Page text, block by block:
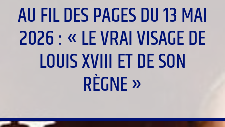
AU FIL DES PAGES DU 13 MAI
2026 : « LE VRAI VISAGE DE
LOUIS XVIII ET DE SON
RÈGNE »